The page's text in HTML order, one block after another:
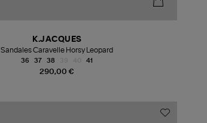
290,00 €
K.JACQUES
Sandales Caravelle Horsy Leopard
36 37 38 41